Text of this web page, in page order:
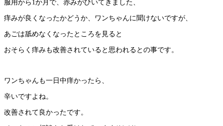
服用から1か月で、赤みがひいてきました、
痒みが良くなったかどうか、ワンちゃんに聞けないですが、
あごは舐めなくなったところを見ると
おそらく痒みも改善されていると思われるとの事です。
ワンちゃんも一日中痒かったら、
辛いですよね。
改善されて良かったです。